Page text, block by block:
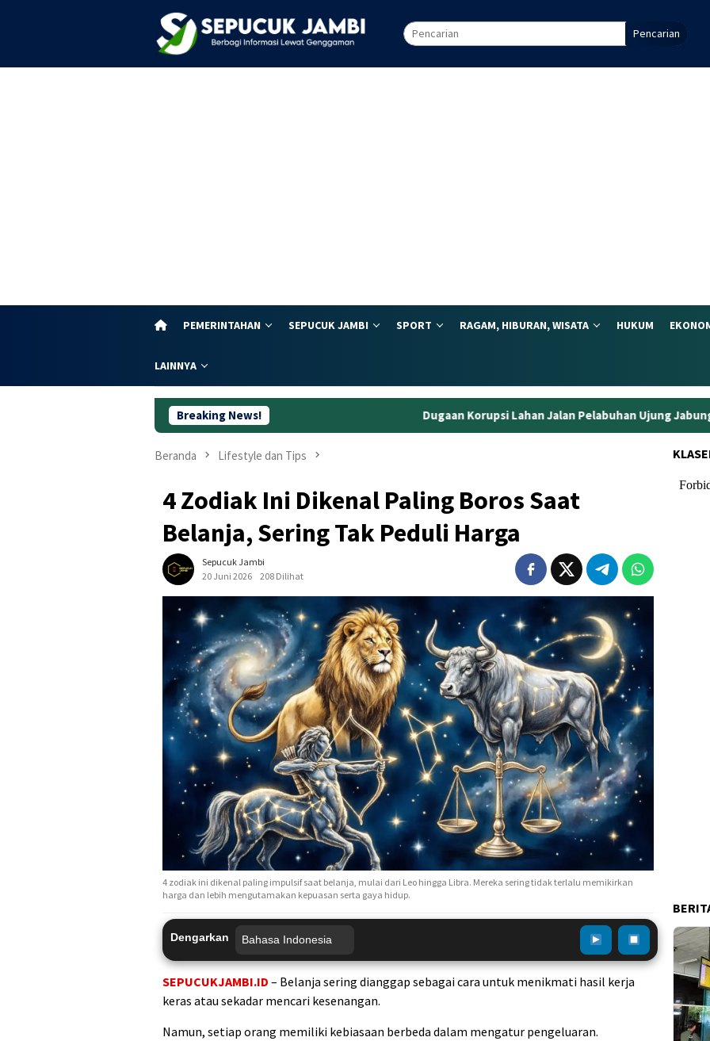
Pencarian
PEMERINTAHAN SEPUCUK JAMBI SPORT RAGAM, HIBURAN, WISATA HUKUM
LAINNYA
Breaking News! Dugaan Korupsi Lahan Jalan Pelabuhan Ujung Jabung, Eks Kepala BPN
Beranda Lifestyle dan Tips
4 Zodiak Ini Dikenal Paling Boros Saat
Belanja, Sering Tak Peduli Harga
Sepucuk Jambi
20 Juni 2026
208 Dilihat
4 zodiak ini dikenal paling impulsif saat belanja, mulai dari Leo hingga Libra. Mereka sering tidak terlalu memikirkan
harga dan lebih mengutamakan kepuasan serta gaya hidup.
Dengarkan
SEPUCUKJAMBI.ID – Belanja sering dianggap sebagai cara untuk menikmati hasil kerja
keras atau sekadar mencari kesenangan.
Namun, setiap orang memiliki kebiasaan berbeda dalam mengatur pengeluaran.